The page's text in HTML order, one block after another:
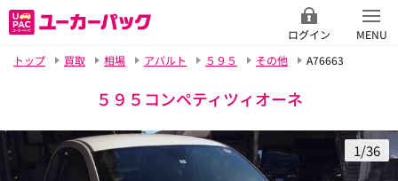
ログイン
MENU
トップ
買取 相場 アバルト ５９５ その他 A76663
５９５コンペティツィオーネ
1/36